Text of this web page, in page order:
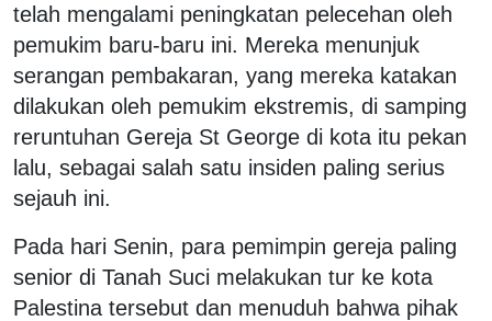
telah mengalami peningkatan pelecehan oleh
pemukim baru-baru ini. Mereka menunjuk
serangan pembakaran, yang mereka katakan
dilakukan oleh pemukim ekstremis, di samping
reruntuhan Gereja St George di kota itu pekan
lalu, sebagai salah satu insiden paling serius
sejauh ini.
Pada hari Senin, para pemimpin gereja paling
senior di Tanah Suci melakukan tur ke kota
Palestina tersebut dan menuduh bahwa pihak